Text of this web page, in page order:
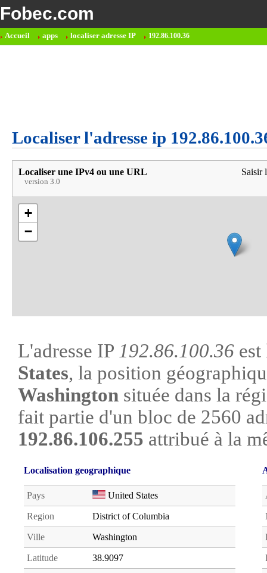
Fobec.com
Accueil apps localiser adresse IP 192.86.100.36
Localiser l'adresse ip
Localiser une IPv4 ou une URL
version 3.0
Saisir
+
−
L'adresse IP 192.86.100.36
States, la position
Washington située dans la
fait partie d'un bloc de 2560
192.86.106.255 attribué à la
Localisation geographique
Pays United States
Region District of Columbia
Ville Washington
Latitude 38.9097